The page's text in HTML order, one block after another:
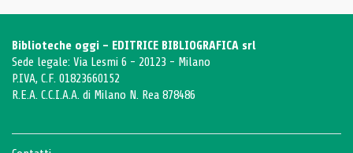
Biblioteche oggi - EDITRICE BIBLIOGRAFICA srl
Sede legale: Via Lesmi 6 - 20123 - Milano
P.IVA, C.F. 01823660152
R.E.A. C.C.I.A.A. di Milano N. Rea 878486